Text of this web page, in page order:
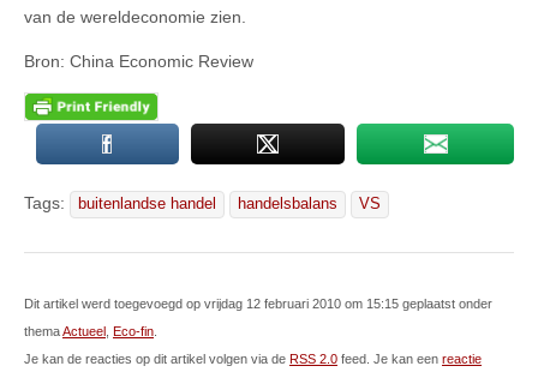
van de wereldeconomie zien.
Bron: China Economic Review
Tags: buitenlandse handel handelsbalans VS
Dit artikel werd toegevoegd op vrijdag 12 februari 2010 om 15:15 geplaatst onder
themaActueel Eco-fin
Je kan de reacties op dit artikel volgen via de RSS 2.0 feed. Je kan een reactie